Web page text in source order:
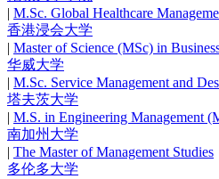
| M.Sc. Global Healthcare
香港浸会大学
| Master of Science (MSc) in
华威大学
| M.Sc. Service Management and
塔夫茨大学
| M.S. in Engineering Management
南加州大学
| The Master of Management Studies
多伦多大学